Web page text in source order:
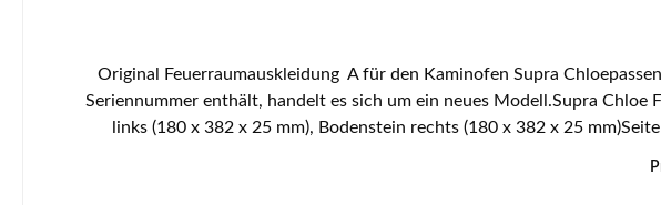
Original Feuerraumauskleidung A für den Kaminofen Supra
Seriennummer enthält, handelt es sich um ein neues Modell.Supra
links (180 x 382 x 25 mm), Bodenstein rechts (180 x 382 x 25